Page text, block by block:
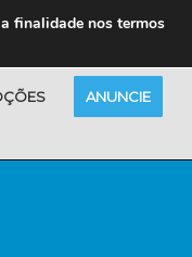
ANUNCIE
finalidade nos termos